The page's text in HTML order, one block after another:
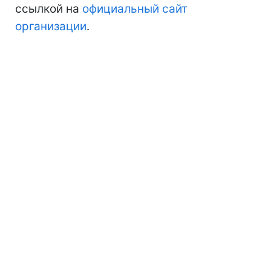
ссылкой на официальный сайт
организации.